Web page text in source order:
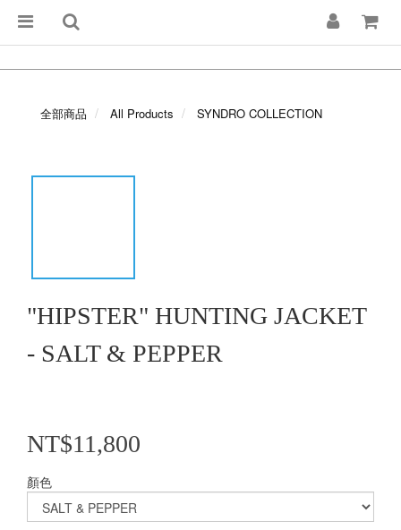
全部商品 All Products SYNDRO COLLECTION
"HIPSTER" HUNTING JACKET
- SALT & PEPPER
NT$11,800
顏色